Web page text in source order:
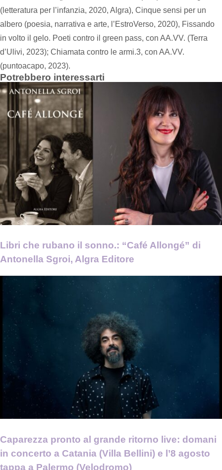
(letteratura per l’infanzia, 2020, Algra), Cinque sensi per un
albero (poesia, narrativa e arte, l’EstroVerso, 2020), Fissando
in volto il gelo. Poeti contro il green pass, con AA.VV. (Terra
d’Ulivi, 2023); Chiamata contro le armi.3, con AA.VV.
(puntoacapo, 2023).
Potrebbero interessarti
Libri che rubano il sonno.: “Café Allongé” di
Antonella Sgroi, Algra Editore
Caparezza pronto al grande ritorno live: domani
in concerto a Catania (Villa Bellini) e l’8 agosto
tappa a Palermo (Velodromo)